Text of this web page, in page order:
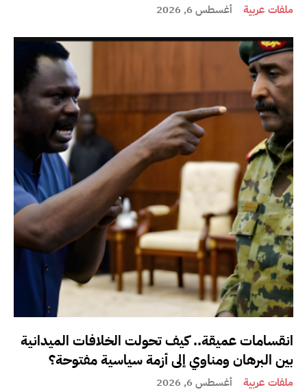
ملفات عربية أغسطس 6, 2026
انقسامات عميقة.. كيف تحولت الخلافات الميدانية
بين البرهان ومناوي إلى أزمة سياسية مفتوحة؟
ملفات عربية أغسطس 6, 2026